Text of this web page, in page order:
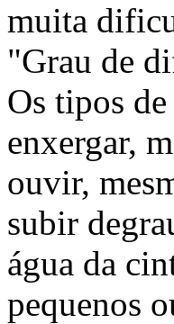
muita
"Grau de
Os tipos
enxergar,
ouvir,
subir
água da
pequenos